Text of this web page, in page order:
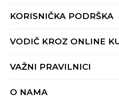
KORISNIČKA PODRŠKA
Provjeri status porudžbine
Radno vrijeme 9-16h
VODIČ KROZ ONLINE
Načini isporuke
Reklamacije
VAŽNI PRAVILNICI
O NAMA